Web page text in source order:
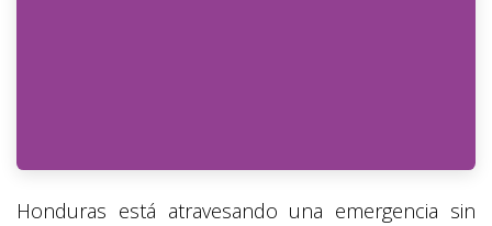
Honduras está atravesando una emergencia sin